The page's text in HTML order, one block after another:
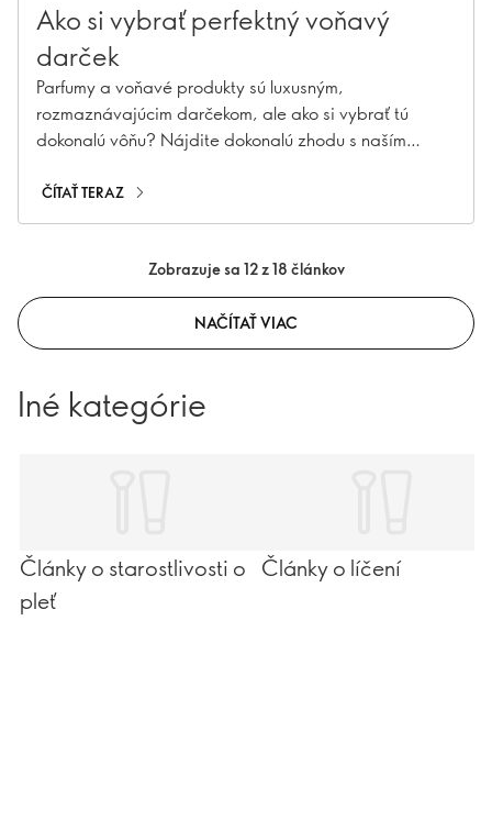
Ako si vybrať perfektný voňavý
darček
Parfumy a voňavé produkty sú luxusným,
rozmaznávajúcim darčekom, ale ako si vybrať tú
dokonalú vôňu? Nájdite dokonalú zhodu s naším
ČÍTAŤ TERAZ
Zobrazuje sa 12 z 18 článkov
NAČÍTAŤ VIAC
Iné kategórie
Články o starostlivosti o
pleť
Články o líčení